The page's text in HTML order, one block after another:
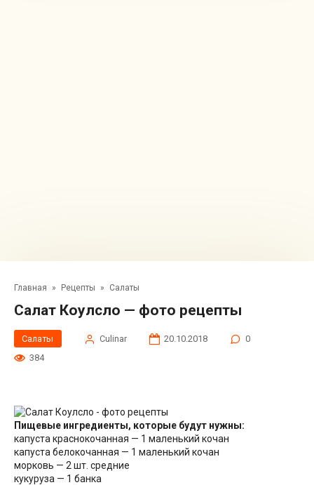
Главная » Рецепты » Салаты
Салат Коулсло — фото рецепты
Салаты Сulinar 20.10.2018
0
384
Пищевые ингредиенты, которые будут нужны:
капуста краснокочанная — 1 маленький кочан
капуста белокочанная — 1 маленький кочан
морковь — 2 шт. средние
кукуруза — 1 банка